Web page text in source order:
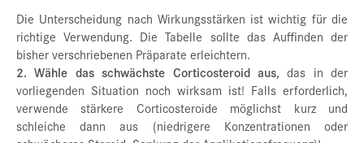
Die Unterscheidung nach Wirkungsstärken ist wichtig für die
richtige Verwendung. Die Tabelle sollte das Auffinden der
bisher verschriebenen Präparate erleichtern.
2. Wähle das schwächste Corticosteroid aus, das in der
vorliegenden Situation noch wirksam ist! Falls erforderlich,
verwende stärkere Corticosteroide möglichst kurz und
schleiche dann aus (niedrigere Konzentrationen oder